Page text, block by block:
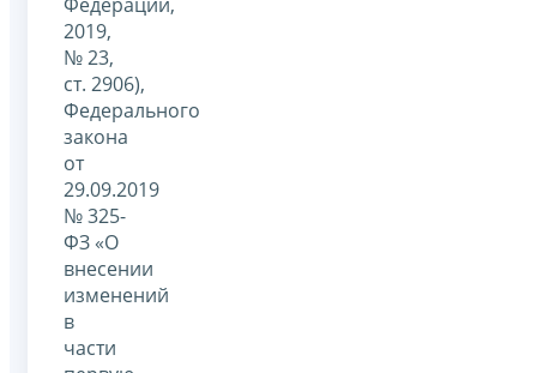
2019,
№ 23,
ст. 2906),
Федерального
закона
от
29.09.2019
№ 325-
ФЗ «О
внесении
изменений
в
части